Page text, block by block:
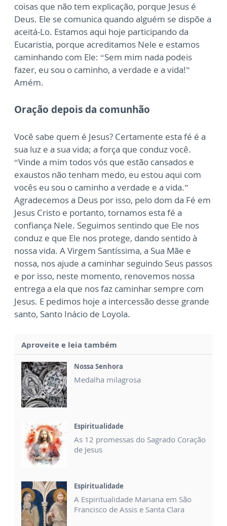
coisas que não tem explicação, porque Jesus é
Deus. Ele se comunica quando alguém se dispõe a
aceitá-Lo. Estamos aqui hoje participando da
Eucaristia, porque acreditamos Nele e estamos
caminhando com Ele: “Sem mim nada podeis
fazer, eu sou o caminho, a verdade e a vida!”
Amém.
Oração depois da comunhão
Você sabe quem é Jesus? Certamente esta fé é a
sua luz e a sua vida; a força que conduz você.
“Vinde a mim todos vós que estão cansados e
exaustos não tenham medo, eu estou aqui com
vocês eu sou o caminho a verdade e a vida.”
Agradecemos a Deus por isso, pelo dom da Fé em
Jesus Cristo e portanto, tornamos esta fé a
confiança Nele. Seguimos sentindo que Ele nos
conduz e que Ele nos protege, dando sentido à
nossa vida. A Virgem Santíssima, a Sua Mãe e
nossa, nos ajude a caminhar seguindo Seus passos
e por isso, neste momento, renovemos nossa
entrega a ela que nos faz caminhar sempre com
Jesus. E pedimos hoje a intercessão desse grande
santo, Santo Inácio de Loyola.
Aproveite e leia também
Nossa Senhora
Medalha milagrosa
Espiritualidade
As 12 promessas do Sagrado Coração
de Jesus
Espiritualidade
A Espiritualidade Mariana em São
Francisco de Assis e Santa Clara